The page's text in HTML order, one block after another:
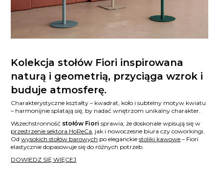
Kolekcja stołów Fiori inspirowana
naturą i geometrią, przyciąga wzrok i
buduje atmosferę.
Charakterystyczne kształty – kwadrat, koło i subtelny motyw kwiatu
– harmonijnie splatają się, by nadać wnętrzom unikalny charakter.
Wszechstronność stołów Fiori sprawia, że doskonale wpisują się w
przestrzenie sektora HoReCa , jak i nowoczesne biura czy coworkingi.
Odwysokich stołów barowych po eleganckiestoliki kawowe – Fiori
elastycznie dopasowuje się do różnych potrzeb.
DOWIEDZ SIĘ WIĘCEJ